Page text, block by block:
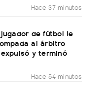
Hace 37 minutos
de fútbol le
al árbitro
y terminó
Hace 54 minutos